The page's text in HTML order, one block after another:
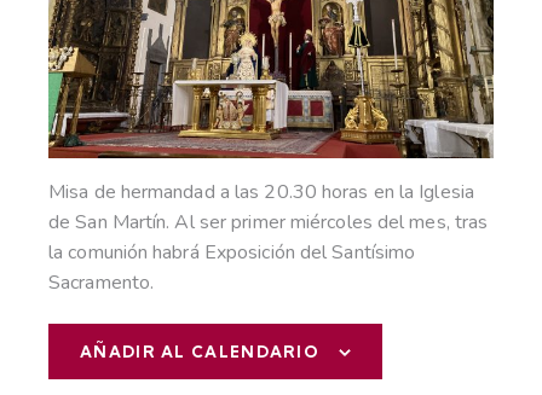
Misa de hermandad a las 20.30 horas en la Iglesia
de San Martín. Al ser primer miércoles del mes, tras
la comunión habrá Exposición del Santísimo
Sacramento.
AÑADIR AL CALENDARIO